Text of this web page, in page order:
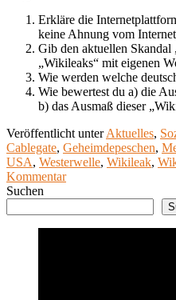
Erkläre die
keine Ahnung vom
Gib den aktuellen Skandal
„Wikileaks“ mit eigenen
Wie werden welche
Wie bewertest du a) die
b) das Ausmaß dieser
Veröffentlicht unter Aktuelles,
Cablegate, Geheimdepeschen,
USA, Westerwelle, Wikileak,
Kommentar
Suchen